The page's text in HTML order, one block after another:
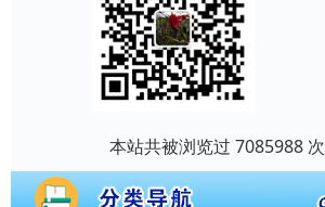
本站共被浏览过 7085988 次